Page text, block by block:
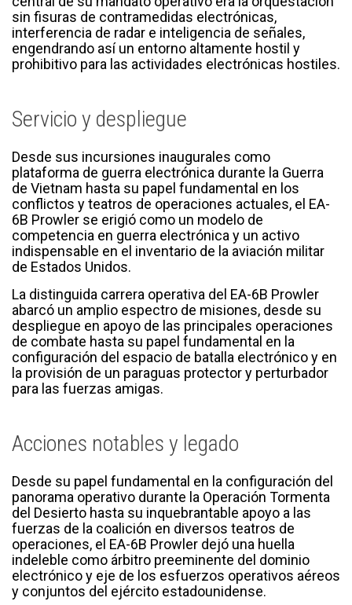
sin fisuras de contramedidas electrónicas,
interferencia de radar e inteligencia de señales,
engendrando así un entorno altamente hostil y
prohibitivo para las actividades electrónicas hostiles.
Servicio y despliegue
Desde sus incursiones inaugurales como
plataforma de guerra electrónica durante la Guerra
de Vietnam hasta su papel fundamental en los
conflictos y teatros de operaciones actuales, el EA-
6B Prowler se erigió como un modelo de
competencia en guerra electrónica y un activo
indispensable en el inventario de la aviación militar
de Estados Unidos.
La distinguida carrera operativa del EA-6B Prowler
abarcó un amplio espectro de misiones, desde su
despliegue en apoyo de las principales operaciones
de combate hasta su papel fundamental en la
configuración del espacio de batalla electrónico y en
la provisión de un paraguas protector y perturbador
para las fuerzas amigas.
Acciones notables y legado
Desde su papel fundamental en la configuración del
panorama operativo durante la Operación Tormenta
del Desierto hasta su inquebrantable apoyo a las
fuerzas de la coalición en diversos teatros de
operaciones, el EA-6B Prowler dejó una huella
indeleble como árbitro preeminente del dominio
electrónico y eje de los esfuerzos operativos aéreos
y conjuntos del ejército estadounidense.